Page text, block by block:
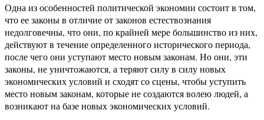
Одна из особенностей политической экономии состоит в том,
что ее законы в отличие от законов естествознания
недолговечны, что они, по крайней мере большинство из них,
действуют в течение определенного исторического периода,
после чего они уступают место новым законам. Но они, эти
законы, не уничтожаются, а теряют силу в силу новых
экономических условий и сходят со сцены, чтобы уступить
место новым законам, которые не создаются волею людей, а
возникают на базе новых экономических условий.